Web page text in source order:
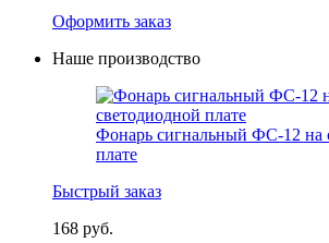
Оформить заказ
Наше производство
Фонарь сигнальный ФС-12 на
плате
Быстрый заказ
168 руб.